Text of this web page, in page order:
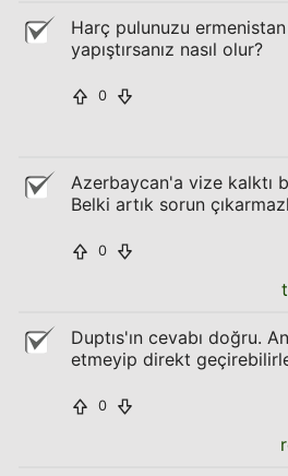
Harç pulunuzu
yapıştırsanız nasıl olur?
0
Azerbaycan'a vize kalktı
Belki artık sorun
0
Duptıs'ın cevabı doğru.
etmeyip direkt
0